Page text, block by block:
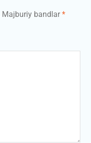
Majburiy bandlar*